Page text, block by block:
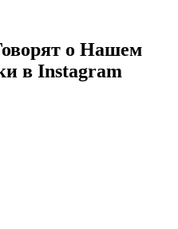
о Нашем
в Instagram